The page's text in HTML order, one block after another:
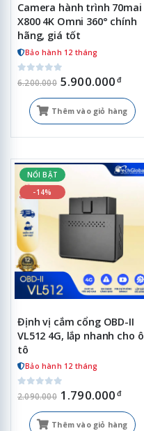
Camera hành trình 70mai
X800 4K Omni 360° chính
hãng, giá tốt
Bảo hành 12 tháng
6.200.000 5.900.000 đ
Thêm vào giỏ hàng
NỔI BẬT
-14%
Định vị cắm cổng OBD-II
VL512 4G, lắp nhanh cho ô
tô
Bảo hành 12 tháng
2.090.000 1.790.000 đ
Thêm vào giỏ hàng